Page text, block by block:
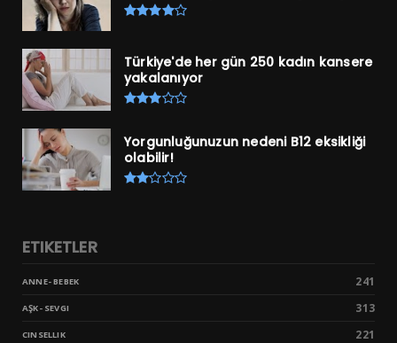
Türkiye'de her gün 250 kadın kansere
yakalanıyor
Yorgunluğunuzun nedeni B12 eksikliği
olabilir!
ETIKETLER
ANNE- BEBEK 241
AŞK- SEVGI 313
CINSELLIK 221